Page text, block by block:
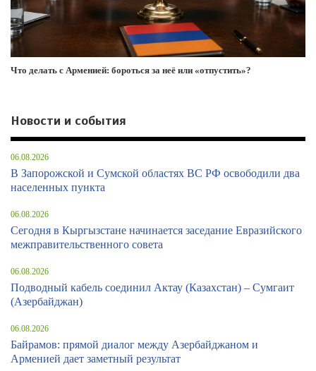
Что делать с Арменией: бороться за неё или «отпустить»?
Новости и события
06.08.2026
В Запорожской и Сумской областях ВС РФ освободили два
населенных пункта
06.08.2026
Сегодня в Кыргызстане начинается заседание Евразийского
межправительственного совета
06.08.2026
Подводный кабель соединил Актау (Казахстан) – Сумгаит
(Азербайджан)
06.08.2026
Байрамов: прямой диалог между Азербайджаном и
Арменией дает заметный результат